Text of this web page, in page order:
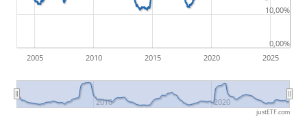
2005 2010 2015 2020 2025
2010 2020
0,00%
10,00%
justETF.com